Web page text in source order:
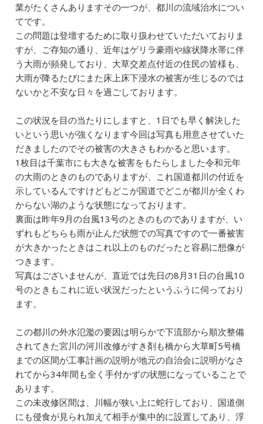
業がたくさんありますその一つが、都川の流域治水につい
てです。
この問題は登壇するために取り扱わせていただいておりま
すが、ご存知の通り、近年はゲリラ豪雨や線状降水帯に伴
う大雨が頻発しており、大草交差点付近の住民の皆様も、
大雨が降るたびにまた床上床下浸水の被害が生じるのでは
ないかと不安な日々を過ごしております。
この状況を目の当たりにしますと、1日でも早く解決した
いという思いが強くなります今回は写真も用意させていた
だきましたのでその被害の大きさもわかると思います。
1枚目は千葉市にも大きな被害をもたらしました令和元年
の大雨のときのものでありますが、これ国道都川の付近を
示しているんですけどもどこが国道でどこが都川が全くわ
からない湖のような状態になっております。
裏面は昨年9月の台風13号のときのものでありますが、い
ずれもどちらも雨が止んだ状態での写真ですので一番被害
が大きかったときはこれ以上のものだったと容易に想像が
つきます。
写真はございませんが、直近では先日の8月31日の台風10
号のときもこれに近い状況だったというふうに伺っており
ます。
この都川の外水氾濫の要因は明らかで下流部から順次整備
されてきた宮川の河川改修がすき剤も橋から大草町5号橋
までの区間が工事計画の説明が地元の自治会に説明がなさ
れてから34年間も全く手付かずの状態になっていることで
あります。
この未改修区間は、川幅が狭い上に蛇行しており、国道側
にも侵食が見られ加えて相手が集中的に設置してあり、浮